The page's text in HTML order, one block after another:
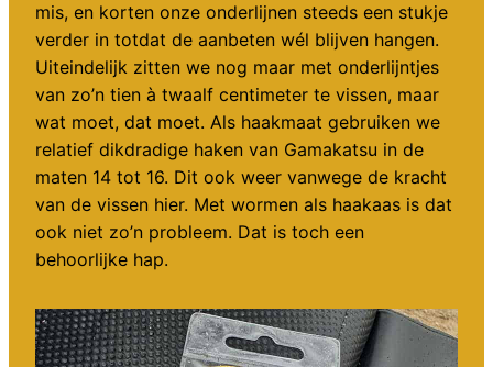
mis, en korten onze onderlijnen steeds een stukje
verder in totdat de aanbeten wél blijven hangen.
Uiteindelijk zitten we nog maar met onderlijntjes
van zo’n tien à twaalf centimeter te vissen, maar
wat moet, dat moet. Als haakmaat gebruiken we
relatief dikdradige haken van Gamakatsu in de
maten 14 tot 16. Dit ook weer vanwege de kracht
van de vissen hier. Met wormen als haakaas is dat
ook niet zo’n probleem. Dat is toch een
behoorlijke hap.